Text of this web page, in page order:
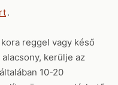
.
reggel vagy késő
kerülje az
10-20